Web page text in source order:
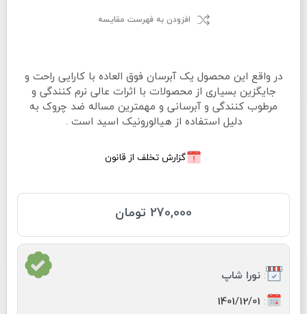
افزودن به فهرست مقایسه
در واقع این محصول یک آبرسان فوق العاده با کارایی راحت و
جایگزین بسیاری از محصولات با اثرات عالی نرم کنندگی و
مرطوب کنندگی و آبرسانی و مهمترین مساله ضد چروک به
دلیل استفاده از هیالورونیک اسید است .
گزارش تخلف از قانون
270,000 تومان
: نورا شاپ
:
1401/12/01